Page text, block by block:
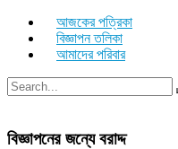
আজকের পত্রিকা
বিজ্ঞাপন তলিকা
আমাদের পরিবার
বিজ্ঞাপনের জন্যে বরাদ্দ